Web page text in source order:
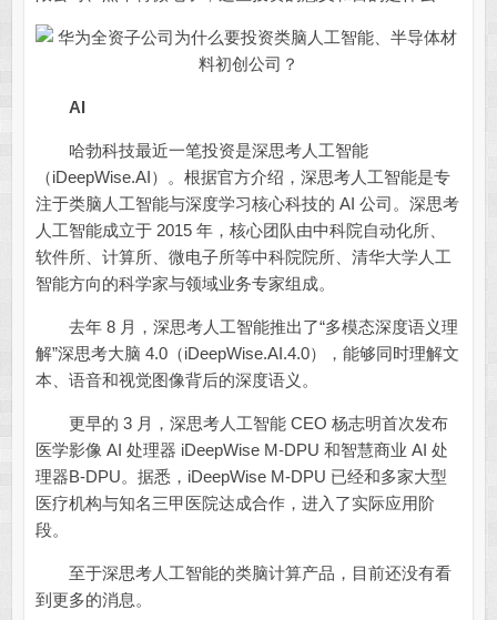
AI
哈勃科技最近一笔投资是深思考人工智能
（iDeepWise.AI）。根据官方介绍，深思考人工智能是专
注于类脑人工智能与深度学习核心科技的 AI 公司。深思考
人工智能成立于 2015 年，核心团队由中科院自动化所、
软件所、计算所、微电子所等中科院院所、清华大学人工
智能方向的科学家与领域业务专家组成。
去年 8 月，深思考人工智能推出了“多模态深度语义理
解”深思考大脑 4.0（iDeepWise.AI.4.0），能够同时理解文
本、语音和视觉图像背后的深度语义。
更早的 3 月，深思考人工智能 CEO 杨志明首次发布
医学影像 AI 处理器 iDeepWise M-DPU 和智慧商业 AI 处
理器B-DPU。据悉，iDeepWise M-DPU 已经和多家大型
医疗机构与知名三甲医院达成合作，进入了实际应用阶
段。
至于深思考人工智能的类脑计算产品，目前还没有看
到更多的消息。